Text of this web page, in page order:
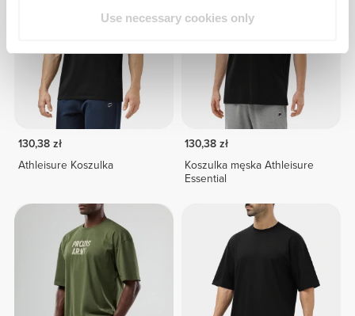
Use necessary cookies only
130,38 zł
Athleisure Koszulka
130,38 zł
Koszulka męska Athleisure
Essential